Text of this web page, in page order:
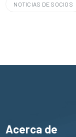
NOTICIAS DE SOCIOS
Acerca de